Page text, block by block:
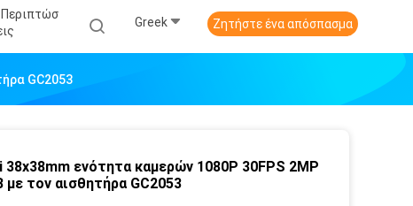
Greek Ζητήστε ένα απόσπασμα
GC2053
38x38mm ενότητα καμερών 1080P 30FPS 2MP
με τον αισθητήρα GC2053